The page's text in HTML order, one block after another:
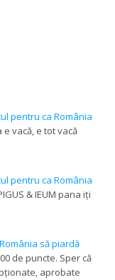
pentru ca România
e vacă, e tot vacă
pentru ca România
& IEUM pana iți
să piardă
de puncte. Sper că
aprobate